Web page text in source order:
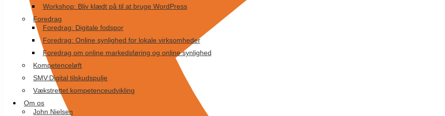
Workshop: Bliv klædt på til at bruge WordPress
Foredrag
Foredrag: Digitale fodspor
Foredrag: Online synlighed for lokale virksomheder
Foredrag om online markedsføring og online synlighed
Kompetenceløft
SMV:Digital tilskudspulje
Vækstrettet kompetenceudvikling
Om os
John Nielsen